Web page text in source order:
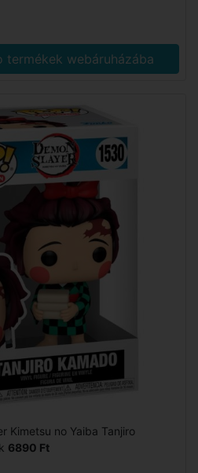
termékek webáruházába
Kimetsu no Yaiba Tanjiro
6890 Ft